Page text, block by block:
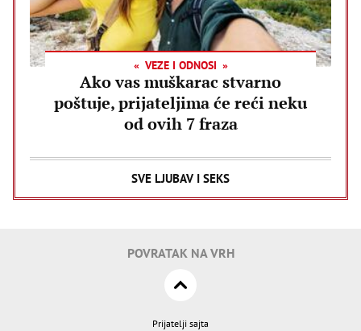
VEZE I ODNOSI
Ako vas muškarac stvarno
poštuje, prijateljima će reći neku
od ovih 7 fraza
SVE LJUBAV I SEKS
POVRATAK NA VRH
Prijatelji sajta